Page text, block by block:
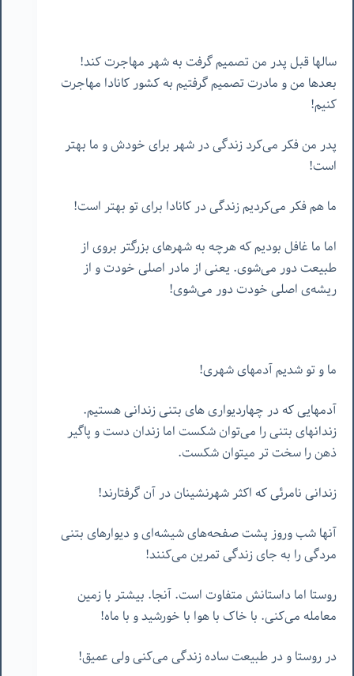
سالها قبل پدر من تصمیم گرفت به شهر مهاجرت کند!
بعدها من و مادرت تصمیم گرفتیم به کشور کانادا مهاجرت
کنیم!
پدر من فکر می‌کرد زندگی در شهر برای خودش و ما بهتر
است!
ما هم فکر می‌کردیم زندگی در کانادا برای تو بهتر است!
اما ما غافل بودیم که هرچه به شهرهای بزرگتر بروی از
طبیعت دور می‌شوی. یعنی از مادر اصلی خودت و از
ریشه‌ی اصلی خودت دور می‌شوی!
ما و تو شدیم آدمهای شهری!
آدمهایی که در چهاردیواری های بتنی زندانی هستیم.
زندانهای بتنی را می‌توان شکست اما زندان دست و پاگیر
ذهن را سخت تر میتوان شکست.
زندانی نامرئی که اکثر شهرنشینان در آن گرفتارند!
آنها شب وروز پشت صفحه‌های شیشه‌ای و دیوارهای بتنی
مردگی را به جای زندگی تمرین می‌کنند!
روستا اما داستانش متفاوت است. آنجا. بیشتر با زمین
معامله می‌کنی. با خاک با هوا با خورشید و با ماه!
در روستا و در طبیعت ساده زندگی می‌کنی ولی عمیق!